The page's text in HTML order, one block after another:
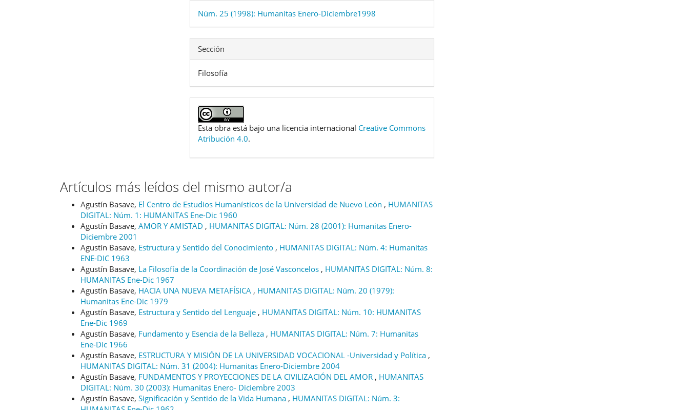
Núm. 25 (1998): Humanitas Enero-Diciembre1998
Sección
Filosofía
Esta obra está bajo una licencia internacional Creative Commons
Atribución 4.0.
Artículos más leídos del mismo autor/a
Agustín Basave, El Centro de Estudios Humanísticos de la Universidad de Nuevo León , HUMANITAS
DIGITAL: Núm. 1: HUMANITAS Ene-Dic 1960
Agustín Basave, AMOR Y AMISTAD , HUMANITAS DIGITAL: Núm. 28 (2001): Humanitas Enero-
Diciembre 2001
Agustín Basave, Estructura y Sentido del Conocimiento , HUMANITAS DIGITAL: Núm. 4: Humanitas
ENE-DIC 1963
Agustín Basave, La Filosofía de la Coordinación de José Vasconcelos , HUMANITAS DIGITAL: Núm. 8:
HUMANITAS Ene-Dic 1967
Agustín Basave, HACIA UNA NUEVA METAFÍSICA , HUMANITAS DIGITAL: Núm. 20 (1979):
Humanitas Ene-Dic 1979
Agustín Basave, Estructura y Sentido del Lenguaje , HUMANITAS DIGITAL: Núm. 10: HUMANITAS
Ene-Dic 1969
Agustín Basave, Fundamento y Esencia de la Belleza , HUMANITAS DIGITAL: Núm. 7: Humanitas
Ene-Dic 1966
Agustín Basave, ESTRUCTURA Y MISIÓN DE LA UNIVERSIDAD VOCACIONAL -Universidad y Política ,
HUMANITAS DIGITAL: Núm. 31 (2004): Humanitas Enero-Diciembre 2004
Agustín Basave, FUNDAMENTOS Y PROYECCIONES DE LA CIVILIZACIÓN DEL AMOR , HUMANITAS
DIGITAL: Núm. 30 (2003): Humanitas Enero- Diciembre 2003
Agustín Basave, Significación y Sentido de la Vida Humana , HUMANITAS DIGITAL: Núm. 3: